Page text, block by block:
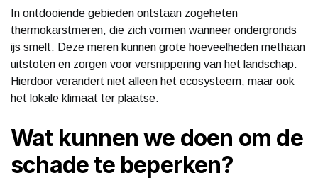
In ontdooiende gebieden ontstaan zogeheten
thermokarstmeren, die zich vormen wanneer ondergronds
ijs smelt. Deze meren kunnen grote hoeveelheden methaan
uitstoten en zorgen voor versnippering van het landschap.
Hierdoor verandert niet alleen het ecosysteem, maar ook
het lokale klimaat ter plaatse.
Wat kunnen we doen om de
schade te beperken?